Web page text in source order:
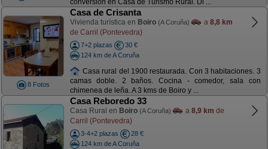
conversión en Casa de Turismo Rural. Di ...
8 Fotos
Casa de Crisanta
Vivienda turística en Boiro (A Coruña) a 8,8 km
de Carril (Pontevedra)
7+2 plazas
30 €
124 km de A Coruña
Casa rural del 1900 restaurada. Con 3 habitaciones. 3
camas doble. 2 baños. Cocina - comedor, sala con
chimenea de leña. A 3 kms de Boiro y ...
Casa Reboredo 33
Casa Rural en Boiro (A Coruña) a 8,9 km de
Carril (Pontevedra)
3-4+2 plazas
28 €
124 km de A Coruña